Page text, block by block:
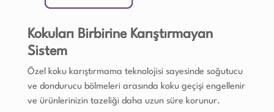
Kokuları Birbirine Karıştırmayan
Sistem
Özel koku karıştırmama teknolojisi sayesinde soğutucu
ve dondurucu bölmeleri arasında koku geçişi engellenir
ve ürünlerinizin tazeliği daha uzun süre korunur.